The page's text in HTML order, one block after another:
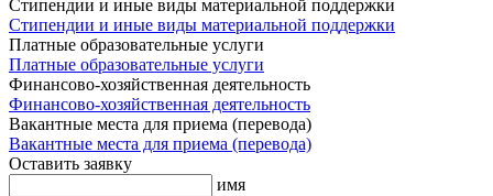
Стипендии и иные виды материальной поддержки
Стипендии и иные виды материальной поддержки
Платные образовательные услуги
Платные образовательные услуги
Финансово-хозяйственная деятельность
Финансово-хозяйственная деятельность
Вакантные места для приема (перевода)
Вакантные места для приема (перевода)
Оставить заявку
имя